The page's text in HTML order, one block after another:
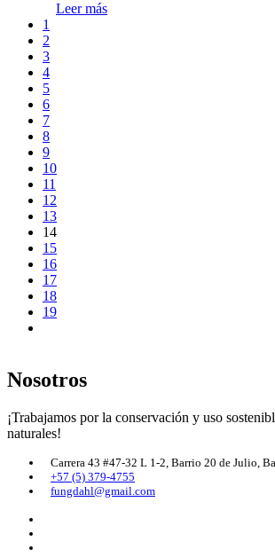
Leer más
1
2
3
4
5
6
7
8
9
10
11
12
13
14
15
16
17
18
19
Nosotros
¡Trabajamos por la conservación y uso
naturales!
Carrera 43 #47-32 L 1-2, Barrio 20 de Julio,
+57 (5) 379-4755
fungdahl@gmail.com